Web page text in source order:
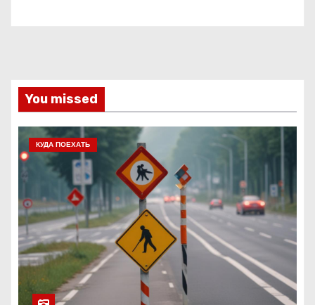
You missed
КУДА ПОЕХАТЬ